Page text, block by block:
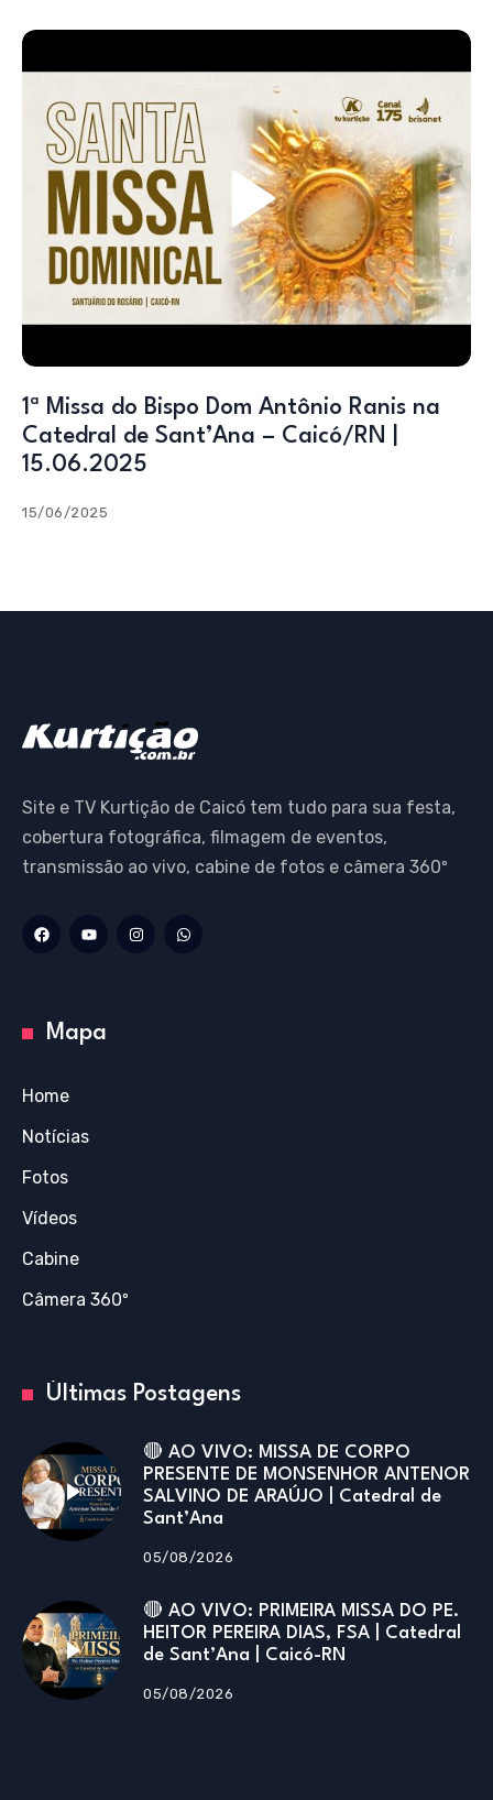
1ª Missa do Bispo Dom Antônio Ranis na
Catedral de Sant’Ana – Caicó/RN |
15.06.2025
15/06/2025
Site e TV Kurtição de Caicó tem tudo para sua festa,
cobertura fotográfica, filmagem de eventos,
transmissão ao vivo, cabine de fotos e câmera 360º
Mapa
Home
Notícias
Fotos
Vídeos
Cabine
Câmera 360º
Últimas Postagens
🔴 AO VIVO: MISSA DE CORPO
PRESENTE DE MONSENHOR ANTENOR
SALVINO DE ARAÚJO | Catedral de
Sant’Ana
05/08/2026
🔴 AO VIVO: PRIMEIRA MISSA DO PE.
HEITOR PEREIRA DIAS, FSA | Catedral
de Sant’Ana | Caicó-RN
05/08/2026